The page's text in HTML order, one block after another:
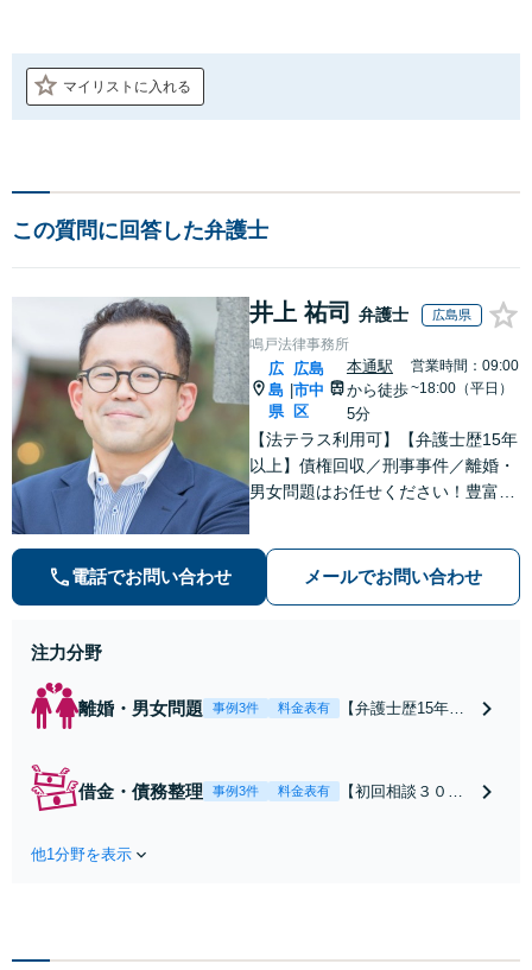
マイリストに入れる
この質問に回答した弁護士
井上 祐司 弁護士 広島県
鳴戸法律事務所
広
島
県
広島
市中
区
本通駅
から徒歩
5分
営業時間：09:00
~18:00（平日）
【法テラス利用可】【弁護士歴15年
以上】債権回収／刑事事件／離婚・
男女問題はお任せください！豊富な
【子連れ相談】【完全個室相談】
【休日・夜間対応可】【本通駅5
電話でお問い合わせ メールでお問い合わせ
注力分野
離婚・男女問題 事例3件 料金表有
【弁護士歴15年以
家や住宅ローンを
借金・債務整理 事例3件 料金表有
【初回相談３０分
任意整理・個人再
他1分野を表示